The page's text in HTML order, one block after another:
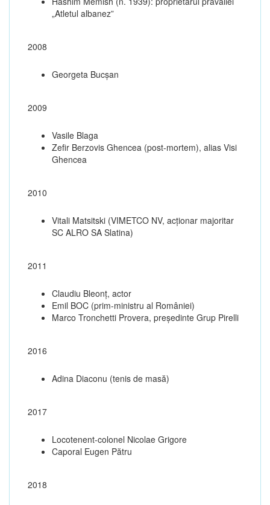
„Atletul albanez”
2008
Georgeta Bucșan
2009
Vasile Blaga
Zefir Berzovis Ghencea (post-mortem), alias Visi
Ghencea
2010
Vitali Matsitski (VIMETCO NV, acționar majoritar
SC ALRO SA Slatina)
2011
Claudiu Bleonț, actor
Emil BOC (prim-ministru al României)
Marco Tronchetti Provera, președinte Grup Pirelli
2016
Adina Diaconu (tenis de masă)
2017
Locotenent-colonel Nicolae Grigore
Caporal Eugen Pătru
2018